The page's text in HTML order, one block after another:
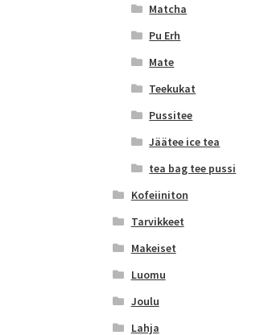
Matcha
Pu Erh
Mate
Teekukat
Pussitee
Jäätee ice tea
tea bag tee pussi
Kofeiiniton
Tarvikkeet
Makeiset
Luomu
Joulu
Lahja